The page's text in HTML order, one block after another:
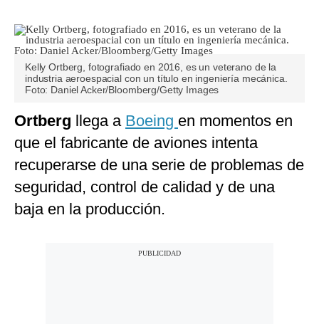
Kelly Ortberg, fotografiado en 2016, es un veterano de la
industria aeroespacial con un título en ingeniería mecánica.
Foto: Daniel Acker/Bloomberg/Getty Images
Ortberg llega a Boeing en momentos en
que el fabricante de aviones intenta
recuperarse de una serie de problemas de
seguridad, control de calidad y de una
baja en la producción.